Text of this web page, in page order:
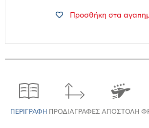
Προσθήκη στα
ΠΕΡΙΓΡΑΦΉ ΠΡΟΔΙΑΓΡΑΦΈΣ ΑΠΟΣΤΟΛΉ